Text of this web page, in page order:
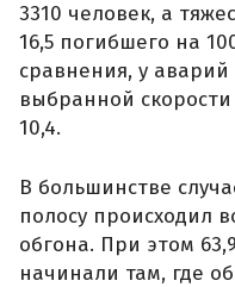
3310 человек, а
16,5 погибшего на
сравнения, у
выбранной скорости
10,4.
В большинстве
полосу происходил
обгона. При этом
начинали там, где